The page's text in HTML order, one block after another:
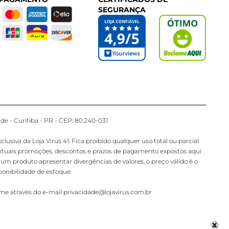
SEGURANÇA
- Curitiba - PR - CEP: 80.240-031
da Loja Virus 41. Fica proibido qualquer uso total ou parcial
promoções, descontos e prazos de pagamento expostos aqui
produto apresentar divergências de valores, o preço válido é o
de estoque.
através do e-mail privacidade@lojavirus.com.br
x